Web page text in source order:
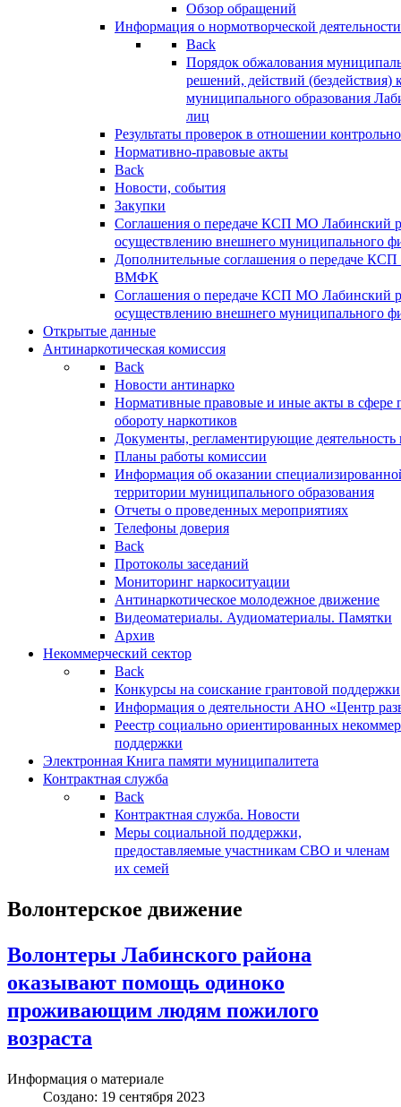
Обзор обращений
Информация о нормотворческой деятельности
Back
Порядок обжалования
решений, действий (бездействия)
муниципального образования
лиц
Результаты проверок в отношении
Нормативно-правовые акты
Back
Новости, события
Закупки
Соглашения о передаче КСП МО Лабинский
осуществлению внешнего муниципального
Дополнительные соглашения о передаче
ВМФК
Соглашения о передаче КСП МО Лабинский
осуществлению внешнего муниципального
Открытые данные
Антинаркотическая комиссия
Back
Новости антинарко
Нормативные правовые и иные акты в сфере
обороту наркотиков
Документы, регламентирующие деятельность
Планы работы комиссии
Информация об оказании
территории муниципального образования
Отчеты о проведенных мероприятиях
Телефоны доверия
Back
Протоколы заседаний
Мониторинг наркоситуации
Антинаркотическое молодежное движение
Видеоматериалы. Аудиоматериалы. Памятки
Архив
Некоммерческий сектор
Back
Конкурсы на соискание грантовой поддержки
Информация о деятельности АНО «Центр
Реестр социально ориентированных
поддержки
Электронная Книга памяти муниципалитета
Контрактная служба
Back
Контрактная служба. Новости
Меры социальной поддержки,
предоставляемые участникам СВО и членам
их семей
Волонтерское движение
Волонтеры Лабинского района
оказывают помощь одиноко
проживающим людям пожилого
возраста
Информация о материале
Создано: 19 сентября 2023